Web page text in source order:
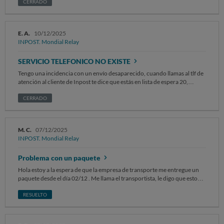
correo electrónico de la empresa de envío. Número de pedido:
CERRADO
E. A. 10/12/2025
INPOST. Mondial Relay
SERVICIO TELEFONICO NO EXISTE
Tengo una incidencia con un envío desaparecido, cuando llamas al tlf de
atención al cliente de Inpost te dice que estás en lista de espera 20,
este tipo de empresas ??? solicito una resolucion.
CERRADO
M. C. 07/12/2025
INPOST. Mondial Relay
Problema con un paquete
Hola estoy a la espera de que la empresa de transporte me entregue un
paquete desde el día 02/12 . Me llama el transportista, le digo que estoy a
efectivamente no ha vuelto a pasar. Me pongo en contacto con Inpost y
RESUELTO